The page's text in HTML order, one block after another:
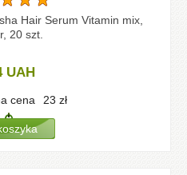
Hair Serum Vitamin mix,
20 szt.
UAH
cena 23 zł